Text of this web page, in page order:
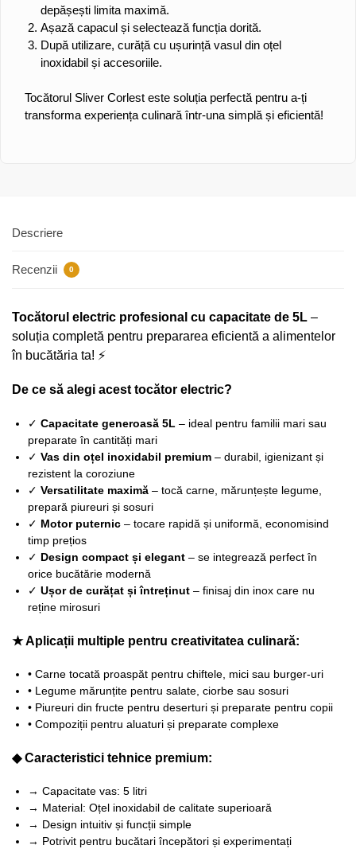
depășești limita maximă.
Așază capacul și selectează funcția dorită.
După utilizare, curăță cu ușurință vasul din oțel
inoxidabil și accesoriile.
Tocătorul Sliver Corlest este soluția perfectă pentru a-ți
transforma experiența culinară într-una simplă și eficientă!
Descriere
Recenzii 0
Tocătorul electric profesional cu capacitate de 5L –
soluția completă pentru prepararea eficientă a alimentelor
în bucătăria ta! ⚡
De ce să alegi acest tocător electric?
✓ Capacitate generoasă 5L – ideal pentru familii mari sau
preparate în cantități mari
✓ Vas din oțel inoxidabil premium – durabil, igienizant și
rezistent la coroziune
✓ Versatilitate maximă – tocă carne, mărunțește legume,
prepară piureuri și sosuri
✓ Motor puternic – tocare rapidă și uniformă, economisind
timp prețios
✓ Design compact și elegant – se integrează perfect în
orice bucătărie modernă
✓ Ușor de curățat și întreținut – finisaj din inox care nu
reține mirosuri
★ Aplicații multiple pentru creativitatea culinară:
• Carne tocată proaspăt pentru chiftele, mici sau burger-uri
• Legume mărunțite pentru salate, ciorbe sau sosuri
• Piureuri din fructe pentru deserturi și preparate pentru copii
• Compoziții pentru aluaturi și preparate complexe
◆ Caracteristici tehnice premium:
→ Capacitate vas: 5 litri
→ Material: Oțel inoxidabil de calitate superioară
→ Design intuitiv și funcții simple
→ Potrivit pentru bucătari începători și experimentați